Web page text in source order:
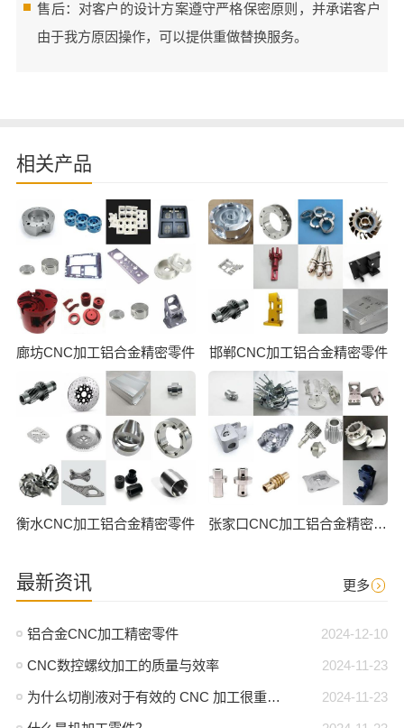
售后：对客户的设计方案遵守严格保密原则，并承诺客户
由于我方原因操作，可以提供重做替换服务。
相关产品
廊坊CNC加工铝合金精密零件 邯郸CNC加工铝合金精密零件
衡水CNC加工铝合金精密零件 张家口CNC加工铝合金精密零件
最新资讯 更多
2024-12-10
铝合金CNC加工精密零件
2024-11-23
CNC数控螺纹加工的质量与效率
2024-11-23
为什么切削液对于有效的 CNC 加工很重要？